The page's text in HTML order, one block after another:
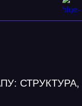
СТРУКТУРА,